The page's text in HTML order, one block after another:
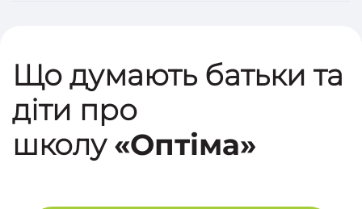
Що думають батьки та
діти про
школу «Оптіма»